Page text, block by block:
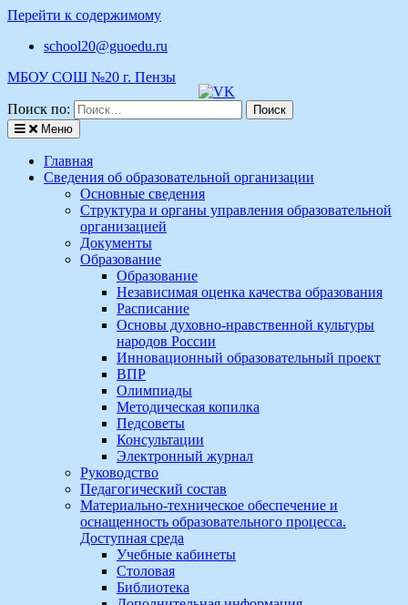
Перейти к содержимому
school20@guoedu.ru
МБОУ СОШ №20 г. Пензы
Поиск по:
Меню
Главная
Сведения об образовательной организации
Основные сведения
Структура и органы управления образовательной
организацией
Документы
Образование
Образование
Независимая оценка качества образования
Расписание
Основы духовно-нравственной культуры
народов России
Инновационный образовательный проект
ВПР
Олимпиады
Методическая копилка
Педсоветы
Консультации
Электронный журнал
Руководство
Педагогический состав
Материально-техническое обеспечение и
оснащенность образовательного процесса.
Доступная среда
Учебные кабинеты
Столовая
Библиотека